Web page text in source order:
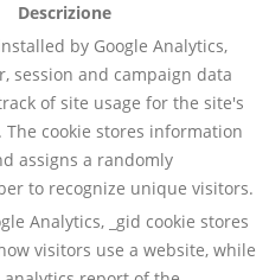
Descrizione
by Google Analytics,
session and campaign data
of site usage for the site's
cookie stores information
assigns a randomly
to recognize unique visitors.
Analytics, _gid cookie stores
visitors use a website, while